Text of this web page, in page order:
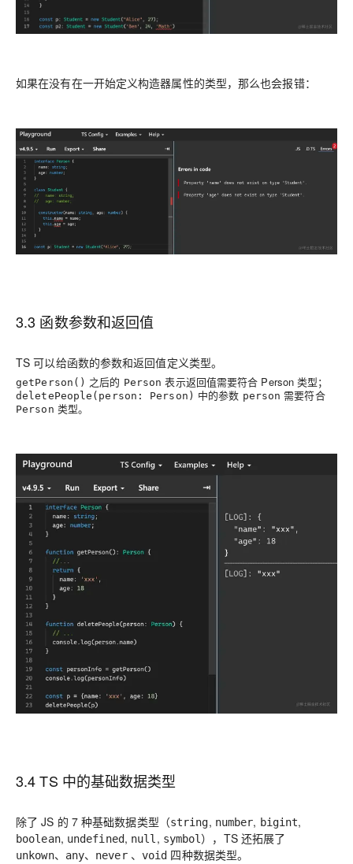
如果在没有在一开始定义构造器属性的类型，那么也会报错：
3.3 函数参数和返回值
TS 可以给函数的参数和返回值定义类型。
getPerson() 之后的 Person 表示返回值需要符合 Person 类型；
deletePeople(person: Person) 中的参数 person 需要符合
Person 类型。
3.4 TS 中的基础数据类型
除了 JS 的 7 种基础数据类型（string, number, bigint,
boolean, undefined, null, symbol），TS 还拓展了
unkown、 any、 never、 void 四种数据类型。